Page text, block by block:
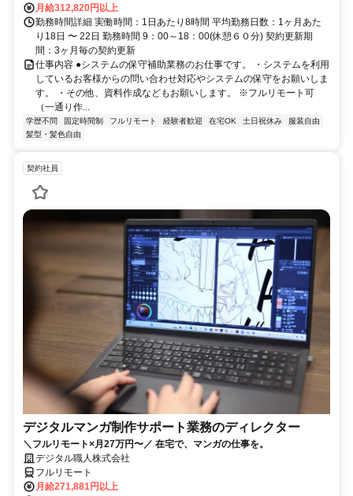
月給312,820円以上
勤務時間詳細 実働時間：1日あたり8時間 平均勤務日数：1ヶ月あた
り18日 〜 22日 勤務時間 9：00～18：00(休憩６０分) 契約更新期
間：3ヶ月毎の契約更新
仕事内容 ●システムの保守補助業務のお仕事です。 ・システムを利用
しているお客様からの問い合わせ対応やシステムの保守をお願いしま
す。 ・その他、資料作成などもお願いします。 ※フルリモート可
（一通り作...
学歴不問 固定時間制 フルリモート 経験者歓迎 在宅OK 土日祝休み
服装自由
髪型・髪色自由
契約社員
デジタルマンガ制作サポート業務のディレクター
＼フルリモート×月27万円〜／ 在宅で、マンガの仕事を。
デジタル職人株式会社
フルリモート
月給271,881円以上